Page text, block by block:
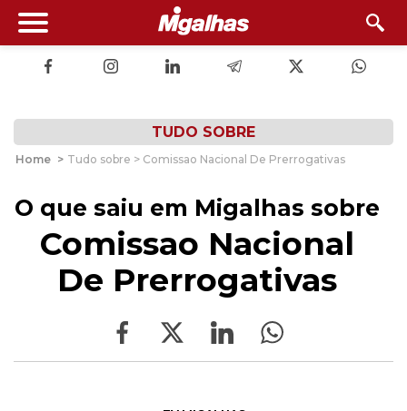
TUDO SOBRE
Home > Tudo sobre > Comissao Nacional De Prerrogativas
O que saiu em Migalhas sobre
Comissao Nacional
De Prerrogativas